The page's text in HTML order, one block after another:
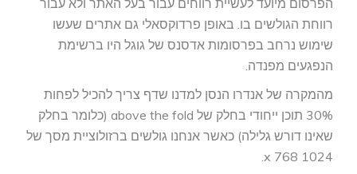
הפרסום מיועד לעשיית רווחים עבור בעל האתר ולא עבור
רווחת הגולשים בו. באופן פרדוקסאלי גם אתרים שעשו
שימוש נרחב בפרסומות אדסנס של גוגל היו ברשימת
הנפגעים מפנדה.
מהמקרה של אנדרו הנסן למדנו שדף צריך להכיל לפחות
30% תוכן ייחודי בחלק של above the fold (כלומר בחלק
שאינו דורש גלילה) כאשר אנחנו גולשים ברזולוציית מסך של
1024 x 768.